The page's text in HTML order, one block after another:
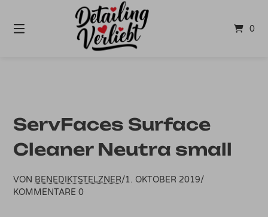
Inhalt
0
ServFaces Surface
Cleaner Neutra small
VON BENEDIKTSTELZNER/1. OKTOBER 2019/
KOMMENTARE 0